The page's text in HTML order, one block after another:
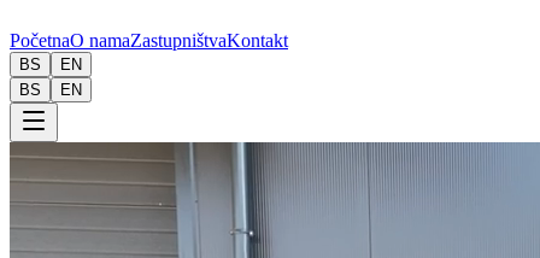
PočetnaO namaZastupništvaKontakt
BS
EN
BS
EN